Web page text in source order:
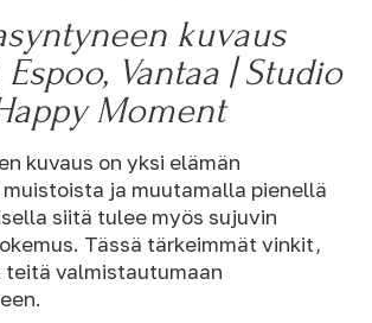
kuvaus
Vantaa | Studio
Moment
kuvaus on yksi elämän
ja muutamalla pienellä
siitä tulee myös sujuvin
Tässä tärkeimmät vinkit,
valmistautumaan